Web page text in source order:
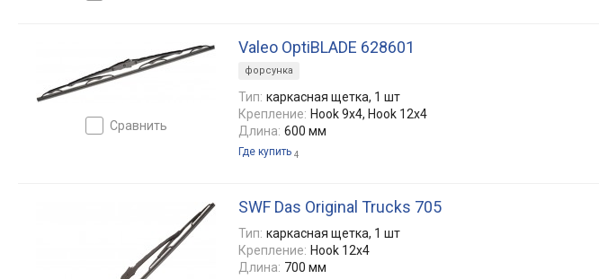
сравнить
Valeo OptiBLADE 628601
форсунка
Тип: каркасная щетка, 1 шт
Крепление: Hook 9x4, Hook 12x4
Длина: 600 мм
Где купить 4
SWF Das Original Trucks 705
Тип: каркасная щетка, 1 шт
Крепление: Hook 12x4
Длина: 700 мм